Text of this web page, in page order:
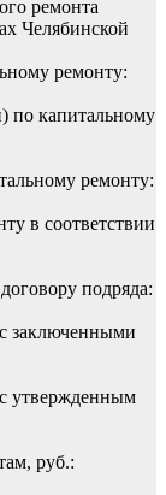
ремонта
Челябинской
ремонту:
по капитальному
ремонту:
в соответствии
подряда:
заключенными
утвержденным
руб.: